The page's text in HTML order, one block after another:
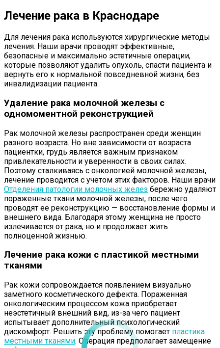
Лечение рака в Краснодаре
Для лечения рака используются хирургические методы
лечения. Наши врачи проводят эффективные,
безопасные и максимально эстетичные операции,
которые позволяют удалить опухоль, спасти пациента и
вернуть его к нормальной повседневной жизни, без
инвалидизации пациента.
Удаление рака молочной железы с
одномоментной реконструкцией
Рак молочной железы распространен среди женщин
разного возраста. Но вне зависимости от возраста
пациентки, грудь является важным признаком
привлекательности и уверенности в своих силах.
Поэтому сталкиваясь с онкологией молочной железы,
лечение проводится с учетом этих факторов. Наши врачи
Отделения патологии молочных желез бережно удаляют
пораженные ткани молочной железы, после чего
проводят ее реконструкцию — восстановление формы и
внешнего вида. Благодаря этому женщина не просто
излечивается от рака, но и продолжает жить
полноценной жизнью.
Лечение рака кожи с пластикой местными
тканями
Рак кожи сопровождается появлением визуально
заметного косметического дефекта. Пораженная
онкологическим процессом кожа приобретает
неэстетичный внешний вид, из-за чего пациент
испытывает дополнительный психологический
дискомфорт. Решить эту проблему помогает пластика
местными тканями. Операция предполагает замещение